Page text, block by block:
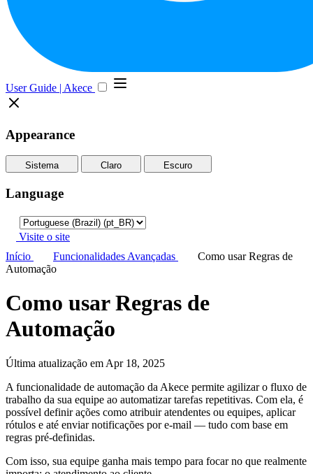
User Guide | Akece
Appearance
Sistema Claro Escuro
Language
Visite o site
Início
Funcionalidades Avançadas
Como usar Regras de
Automação
Como usar Regras de
Automação
Última atualização em Apr 18, 2025
A funcionalidade de automação da Akece permite agilizar o fluxo de
trabalho da sua equipe ao automatizar tarefas repetitivas. Com ela, é
possível definir ações como atribuir atendentes ou equipes, aplicar
rótulos e até enviar notificações por e-mail — tudo com base em
regras pré-definidas.
Com isso, sua equipe ganha mais tempo para focar no que realmente